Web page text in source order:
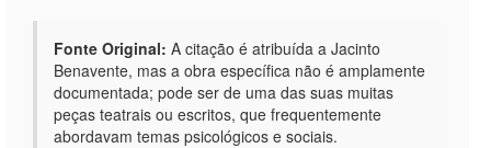
Fonte Original: A citação é atribuída a Jacinto
Benavente, mas a obra específica não é amplamente
documentada; pode ser de uma das suas muitas
peças teatrais ou escritos, que frequentemente
abordavam temas psicológicos e sociais.